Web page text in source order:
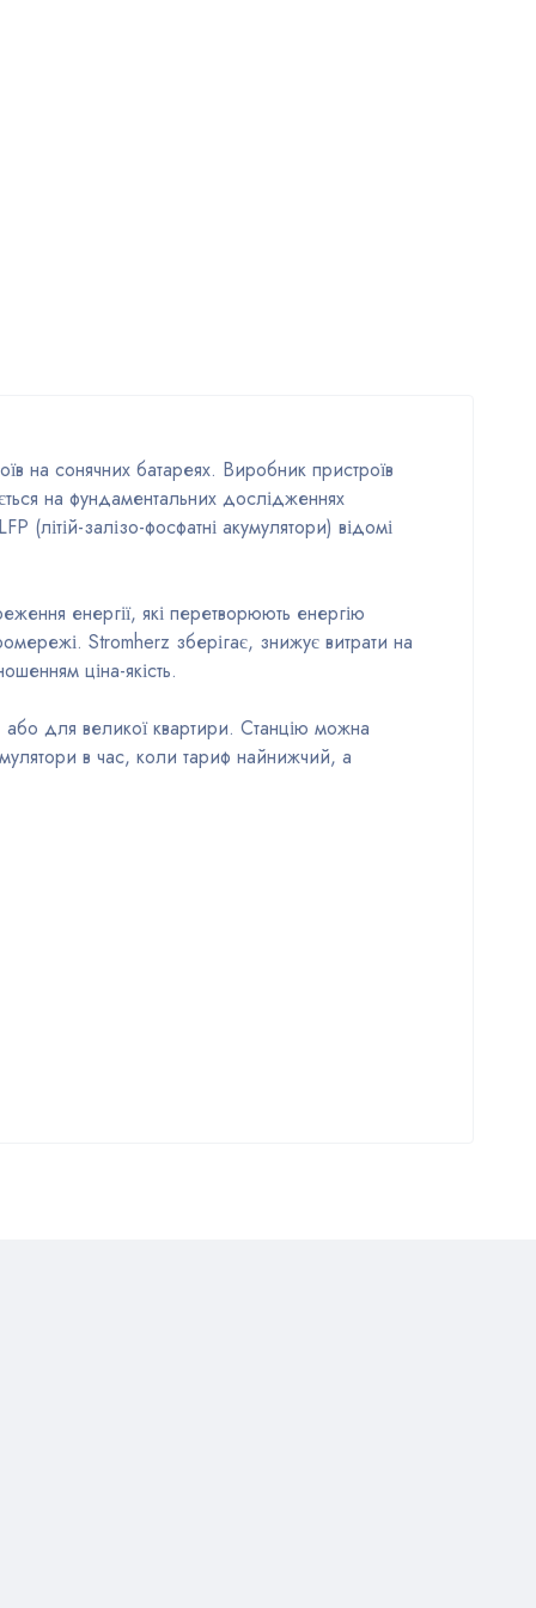
на сонячних батареях. Виробник пристроїв
на фундаментальних дослідженнях
(літій-залізо-фосфатні акумулятори) відомі
енергії, які перетворюють енергію
Stromherz зберігає, знижує витрати на
ціна-якість.
для великої квартири. Станцію можна
в час, коли тариф найнижчий, а